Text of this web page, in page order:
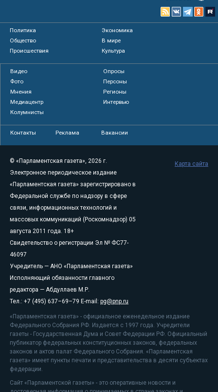
Политика
Экономика
Общество
В мире
Происшествия
Культура
Видео
Опросы
Фото
Персоны
Мнения
Регионы
Медиацентр
Интервью
Колумнисты
Контакты Реклама Вакансии
© «Парламентская газета», 2026 г.
Электронное периодическое издание
«Парламентская газета» зарегистрировано в
Федеральной службе по надзору в сфере
связи, информационных технологий и
массовых коммуникаций (Роскомнадзор) 05
августа 2011 года. 18+
Свидетельство о регистрации Эл № ФС77-
46097
Учредитель — АНО «Парламентская газета»
Исполняющий обязанности главного
редактора — Абдуллаев М.Р.
Тел.: +7 (495) 637–69–79 E-mail: pg@pnp.ru
«Парламентская газета» - официальное еженедельное издание
Федерального Собрания РФ. Издается с 1997 года. Учредители
газеты - Государственная Дума и Совет Федерации РФ. Официальный
публикатор федеральных конституционных законов, федеральных
законов и актов палат Федерального Собрания. «Парламентская
газета» имеет пункты печати и представительства в десяти субъектах
федерации.
Сайт «Парламентской газеты» - это оперативные новости и
Карта сайта